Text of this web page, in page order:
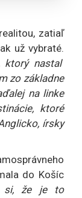
zatiaľ
už vybraté.
ktorý nastal
zo základne
na linke
ktoré
írsky
do Košíc
si, že je to